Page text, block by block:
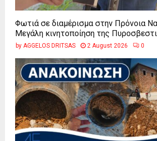
Φωτιά σε διαμέρισμα στην Πρόνοια
Μεγάλη κινητοποίηση της
by AGGELOS DRITSAS 2 August 2026 0